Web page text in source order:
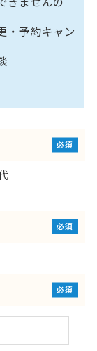
・予約キャン
必須
必須
必須